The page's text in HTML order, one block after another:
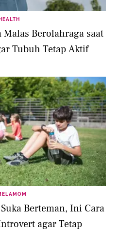
HEALTH
Malas Berolahraga saat
Tubuh Tetap Aktif
Berteman, Ini Cara
agar Tetap